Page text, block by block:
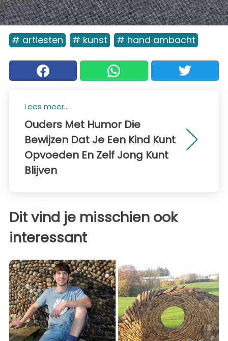
# artiesten # kunst # hand ambacht
Lees meer...
Ouders Met Humor Die
Bewijzen Dat Je Een Kind Kunt
Opvoeden En Zelf Jong Kunt
Blijven
Dit vind je misschien ook
interessant